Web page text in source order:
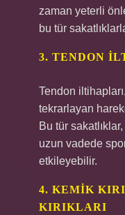
zaman yeterli
bu tür
3. TENDON
Tendon
tekrarlayan
Bu tür
uzun vadede
etkileyebilir.
4. KEMIK
KIRIKLARI